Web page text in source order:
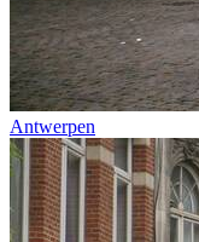
Antwerpen